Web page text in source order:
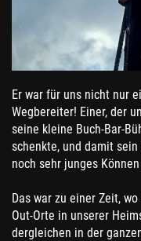
Er war für uns nicht nur
Wegbereiter! Einer, der
seine kleine Buch-Bar-
schenkte, und damit
noch sehr junges
Das war zu einer Zeit,
Out-Orte in unserer
dergleichen in der